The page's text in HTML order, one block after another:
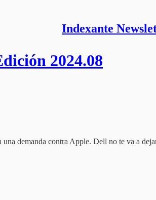
Indexante
2024.08
demanda contra Apple. Dell no te va a